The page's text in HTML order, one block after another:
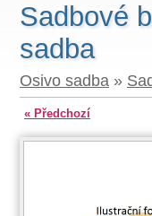
Sadbové
sadba
Osivo sadba »
« Předchozí